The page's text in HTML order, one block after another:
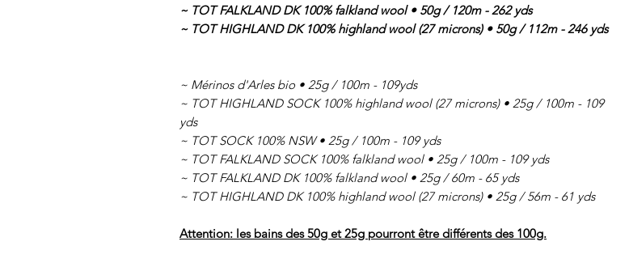
~ TOT FALKLAND DK 100% falkland wool • 50g / 120m - 262 yds
~ TOT HIGHLAND DK 100% highland wool (27 microns) • 50g / 112m - 246 yds
~ Mérinos d'Arles bio • 25g / 100m - 109yds
~ TOT HIGHLAND SOCK 100% highland wool (27 microns) • 25g / 100m - 109
yds
~ TOT SOCK 100% NSW • 25g / 100m - 109 yds
~ TOT FALKLAND SOCK 100% falkland wool • 25g / 100m - 109 yds
~ TOT FALKLAND DK 100% falkland wool • 25g / 60m - 65 yds
~ TOT HIGHLAND DK 100% highland wool (27 microns) • 25g / 56m - 61 yds
Attention: les bains des 50g et 25g pourront être différents des 100g.